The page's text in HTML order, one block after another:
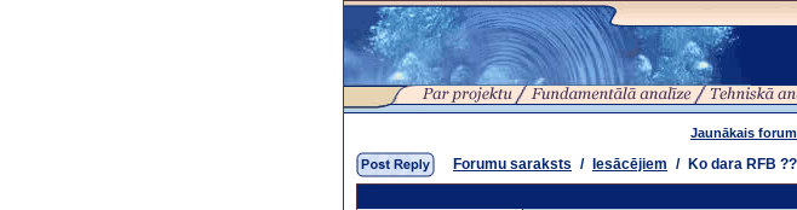
Jaunākais
Forumu saraksts / Iesācējiem /
Ko dara RFB ??